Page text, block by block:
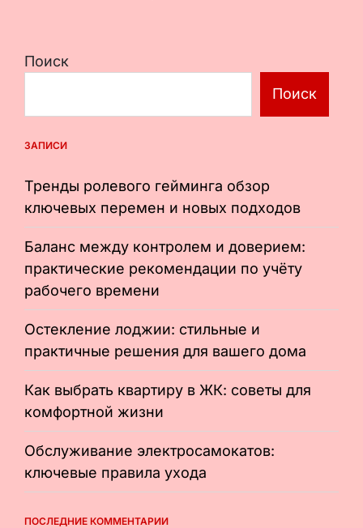
Поиск
Поиск
ЗАПИСИ
Тренды ролевого гейминга обзор
ключевых перемен и новых подходов
Баланс между контролем и доверием:
практические рекомендации по учёту
рабочего времени
Остекление лоджии: стильные и
практичные решения для вашего дома
Как выбрать квартиру в ЖК: советы для
комфортной жизни
Обслуживание электросамокатов:
ключевые правила ухода
ПОСЛЕДНИЕ КОММЕНТАРИИ